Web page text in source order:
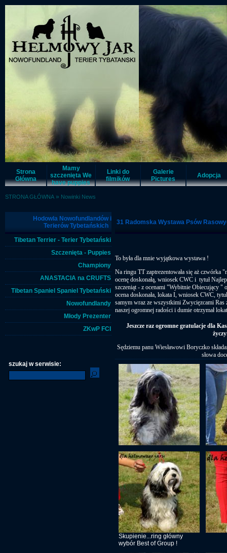
Strona
Główna
Mamy
szczenięta We
have puppies
Linki do
filmików
Galerie
Pictures
Adopcja
STRONA GŁÓWNA » Nowinki News
Hodowla Nowofundlandów i
Terierów Tybetańskich
Tibetan Terrier - Terier Tybetański
Szczenięta - Puppies
Championy
ANASTACIA na CRUFTS
Tibetan Spaniel Spaniel Tybetański
Nowofundlandy
Młody Prezenter
ZKwP FCI
szukaj w serwisie:
31 Radomska Wystawa Psów
To była dla mnie wyjątkowa wystawa !
Na ringu TT zaptrezentowała się aż czwórka
ocenę doskonałą, wniosek CWC i tytuł
szczeniąt - z ocenami "Wybitnie Obiecujący
ocena doskonała, lokata I, wniosek CWC,
samym wraz ze wszystkimi Zwycięzcami
naszej ogromnej radości i dumie otrzymał
Jeszcze raz ogromne gratulacje dla
Sędziemu panu Wiesławowi Boryczko
słowa
Skupienie...ring główny
wybór Best of Group !